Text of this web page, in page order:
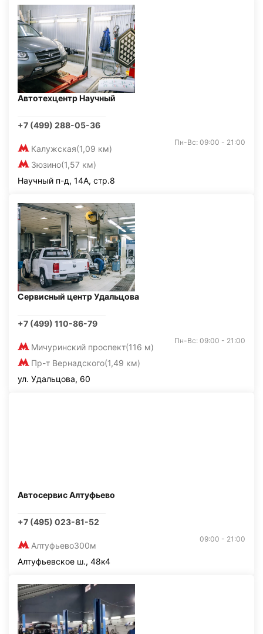
Автотехцентр Научный
+7 (499) 288-05-36
Калужская(1,09 км)
Зюзино(1,57 км)
Пн-Вс: 09:00 - 21:00
Научный п-д, 14А, стр.8
Сервисный центр Удальцова
+7 (499) 110-86-79
Мичуринский проспект(116 м)
Пр-т Вернадского(1,49 км)
Пн-Вс: 09:00 - 21:00
ул. Удальцова, 60
Автосервис Алтуфьево
+7 (495) 023-81-52
Алтуфьево300м
09:00 - 21:00
Алтуфьевское ш., 48к4